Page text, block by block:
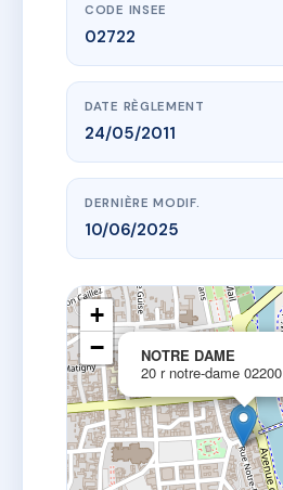
CODE INSEE
02722
DATE RÈGLEMENT
24/05/2011
DERNIÈRE MODIF.
10/06/2025
NOTRE DAME
20 r notre-dame
+
−